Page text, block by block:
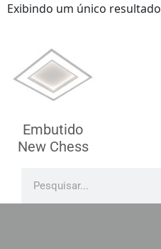
Exibindo um único resultado
Embutido
New Chess